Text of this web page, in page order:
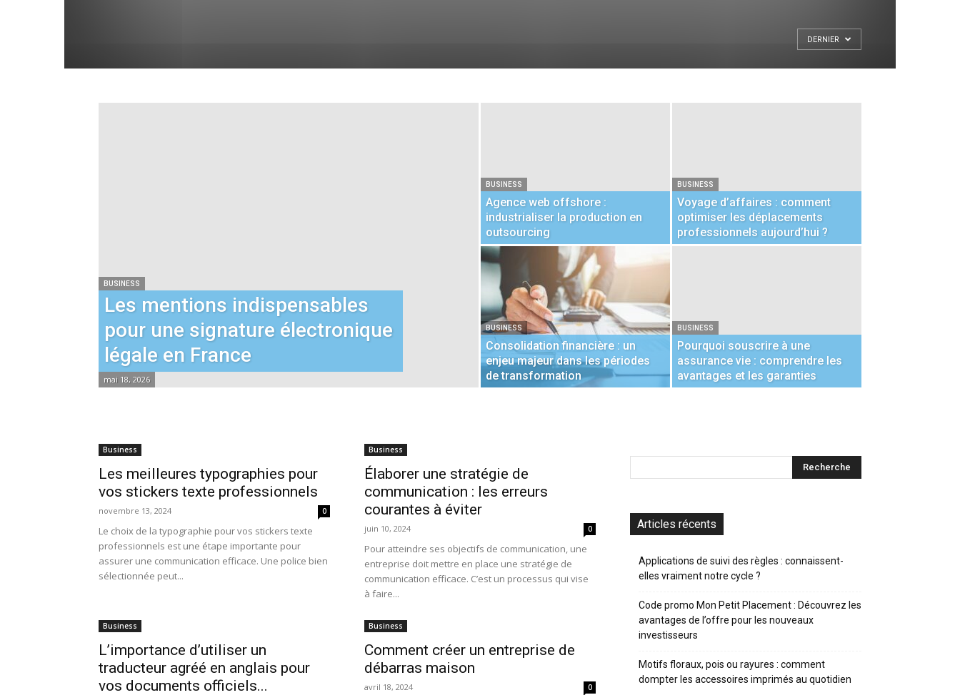
DERNIER
BUSINESS
Les mentions indispensables
pour une signature électronique
légale en France
mai 18, 2026
BUSINESS
Agence web offshore :
industrialiser la production en
outsourcing
BUSINESS
Voyage d’affaires : comment
optimiser les déplacements
professionnels aujourd’hui ?
BUSINESS
Consolidation financière : un
enjeu majeur dans les périodes
de transformation
BUSINESS
Pourquoi souscrire à une
assurance vie : comprendre les
avantages et les garanties
Business
Les meilleures typographies pour
vos stickers texte professionnels
novembre 13, 2024 0
Le choix de la typographie pour vos stickers texte
professionnels est une étape importante pour
assurer une communication efficace. Une police bien
sélectionnée peut...
Business
Élaborer une stratégie de
communication : les erreurs
courantes à éviter
juin 10, 2024 0
Pour atteindre ses objectifs de communication, une
entreprise doit mettre en place une stratégie de
communication efficace. C’est un processus qui vise
à faire...
Business
L’importance d’utiliser un
traducteur agréé en anglais pour
vos documents officiels...
Business
Comment créer un entreprise de
débarras maison
avril 18, 2024 0
Articles récents
Applications de suivi des règles : connaissent-
elles vraiment notre cycle ?
Code promo Mon Petit Placement : Découvrez les
avantages de l’offre pour les nouveaux
investisseurs
Motifs floraux, pois ou rayures : comment
dompter les accessoires imprimés au quotidien